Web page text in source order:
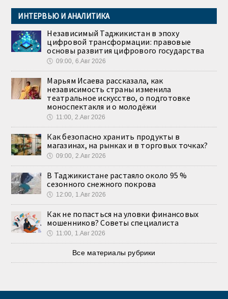
ИНТЕРВЬЮ И АНАЛИТИКА
Независимый Таджикистан в эпоху
цифровой трансформации: правовые
основы развития цифрового государства
🕔 09:00, 6.Авг 2026
Марьям Исаева рассказала, как
независимость страны изменила
театральное искусство, о подготовке
моноспектакля и о молодёжи
🕔 11:00, 2.Авг 2026
Как безопасно хранить продукты в
магазинах, на рынках и в торговых точках?
🕔 09:00, 2.Авг 2026
В Таджикистане растаяло около 95 %
сезонного снежного покрова
🕔 12:00, 1.Авг 2026
Как не попасться на уловки финансовых
мошенников? Советы специалиста
🕔 11:00, 1.Авг 2026
Все материалы рубрики